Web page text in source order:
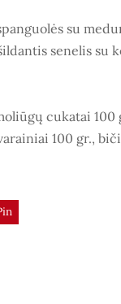
su
senelis
cukatai
100 gr.,